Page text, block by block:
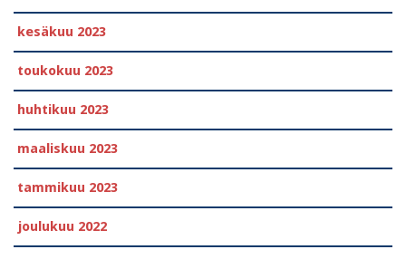
kesäkuu 2023
toukokuu 2023
huhtikuu 2023
maaliskuu 2023
tammikuu 2023
joulukuu 2022